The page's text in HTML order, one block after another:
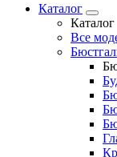
Каталог
Каталог
Все